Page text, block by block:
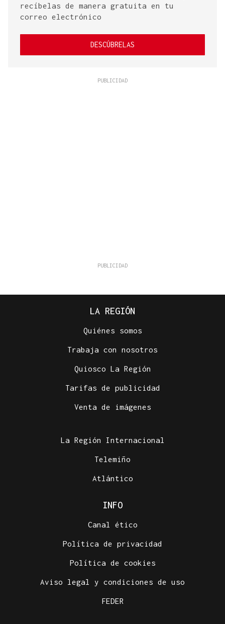
recíbelas de manera gratuita en tu
correo electrónico
DESCÚBRELAS
LA REGIÓN
Quiénes somos
Trabaja con nosotros
Quiosco La Región
Tarifas de publicidad
Venta de imágenes
La Región Internacional
Telemiño
Atlántico
INFO
Canal ético
Política de privacidad
Política de cookies
Aviso legal y condiciones de uso
FEDER